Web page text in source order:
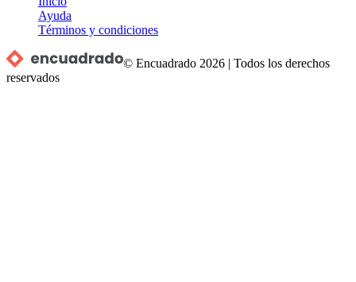
Ayuda
Términos y condiciones
© Encuadrado 2026 |Todos los derechos
reservados